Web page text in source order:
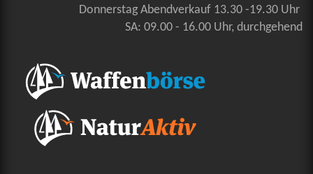
Donnerstag Abendverkauf 13.30 -19.30 Uhr
SA: 09.00 - 16.00 Uhr, durchgehend